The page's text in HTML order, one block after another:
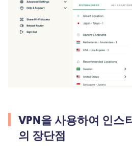
VPN을 사용하여 인스
의 장단점